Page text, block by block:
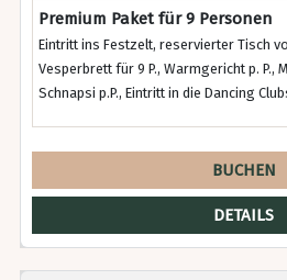
Premium Paket für 9 Personen
Eintritt ins Festzelt, reservierter Tisch
Vesperbrett für 9 P., Warmgericht p. P.,
Schnapsi p.P., Eintritt in die Dancing
BUCHEN
DETAILS